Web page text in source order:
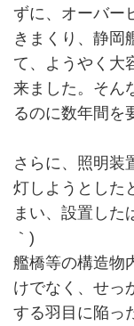
ずに、オーバー
きまくり、静岡
て、ようやく大
来ました。そん
るのに数年間を
さらに、照明装
灯しようとした
まい、設置した
｀)
艦橋等の構造物
けでなく、せっ
する羽目に陥っ